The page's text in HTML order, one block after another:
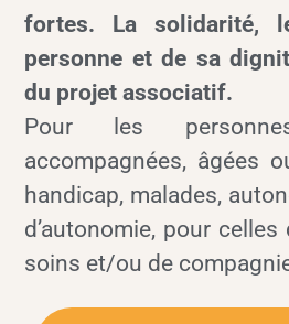
fortes. La solidarité,
personne et de sa
du projet associatif.
Pour les
accompagnées, âgées
handicap, malades,
d’autonomie, pour
soins et/ou de